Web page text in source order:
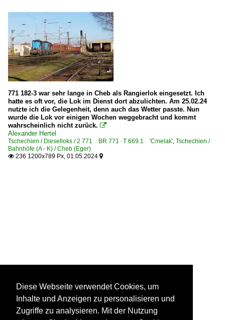
771 182-3 war sehr lange in Cheb als Rangierlok eingesetzt. Ich
hatte es oft vor, die Lok im Dienst dort abzulichten. Am 25.02.24
nutzte ich die Gelegenheit, denn auch das Wetter passte. Nun
wurde die Lok vor einigen Wochen weggebracht und kommt
wahrscheinlich nicht zurück. 
Alexander Hertel
Tschechien / Dieselloks / 2 771 BR 771 · T 669.1 'Cmelak', Tschechien /
Bahnhöfe (A - K) / Cheb (Eger)
 236 1200x789 Px, 01.05.2024 
Diese Webseite verwendet Cookies, um
Inhalte und Anzeigen zu personalisieren und
Zugriffe zu analysieren. Mit der Nutzung